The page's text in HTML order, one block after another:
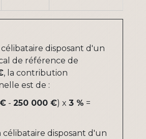
disposant d'un
de référence de
, la contribution
est de :
- 250 000 €) x 3 % =
célibataire disposant d'un